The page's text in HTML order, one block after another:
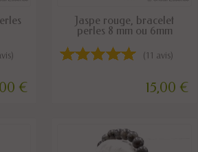
€
DISPONIBLE
Jaspe rouge, bracelet
perles 8 mm ou 6mm
(11 avis)
15,00 €